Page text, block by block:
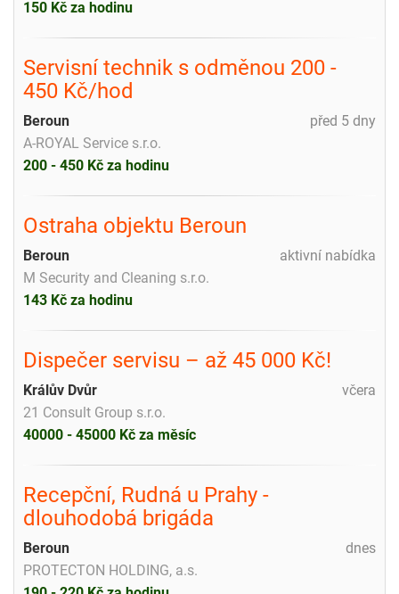
150 Kč za hodinu
Servisní technik s odměnou 200 -
450 Kč/hod
před 5 dny
Beroun
A-ROYAL Service s.r.o.
200 - 450 Kč za hodinu
Ostraha objektu Beroun
aktivní nabídka
Beroun
M Security and Cleaning s.r.o.
143 Kč za hodinu
Dispečer servisu – až 45 000 Kč!
včera
Králův Dvůr
21 Consult Group s.r.o.
40000 - 45000 Kč za měsíc
Recepční, Rudná u Prahy -
dlouhodobá brigáda
dnes
Beroun
PROTECTON HOLDING, a.s.